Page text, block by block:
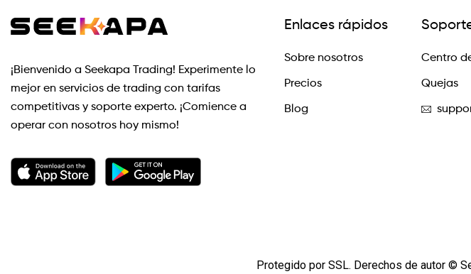
¡Bienvenido a Seekapa Trading! Experimente lo
mejor en servicios de trading con tarifas
competitivas y soporte experto. ¡Comience a
operar con nosotros hoy mismo!
Enlaces rápidos
Sobre nosotros
Precios
Blog
Centro
Quejas
Protegido por SSL. Derechos de autor ©